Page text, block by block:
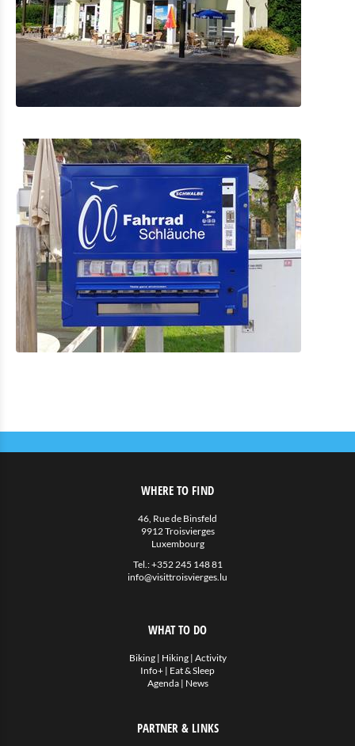
WHERE TO FIND
46, Rue de Binsfeld
9912 Troisvierges
Luxembourg
Tel.:+352 245 148 81
info@visittroisvierges.lu
WHAT TO DO
Biking| Hiking| Activity
Info+ | Eat & Sleep
Agenda| News
PARTNER & LINKS